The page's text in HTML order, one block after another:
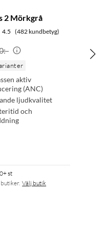
2 Mörkgrå
4.5 (482 kundbetyg)
aktiv
(ANC)
ljudkvalitet
och
st
Välj butik